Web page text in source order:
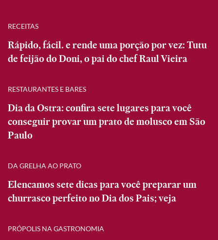
RECEITAS
Rápido, fácil. e rende uma porção por vez: Tutu
de feijão do Doni, o pai do chef Raul Vieira
RESTAURANTES E BARES
Dia da Ostra: confira sete lugares para você
conseguir provar um prato de molusco em São
Paulo
DA GRELHA AO PRATO
Elencamos sete dicas para você preparar um
churrasco perfeito no Dia dos Pais; veja
PRÓPOLIS NA GASTRONOMIA